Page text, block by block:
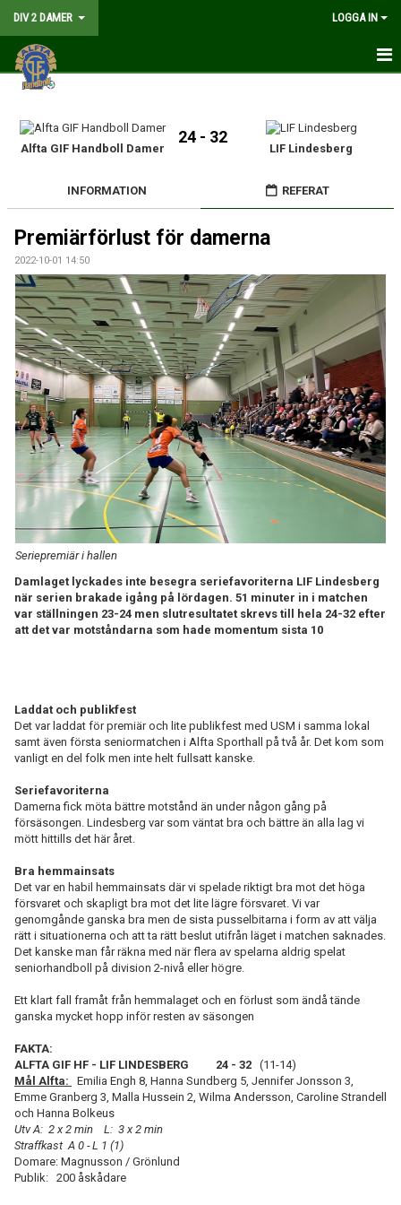
DIV 2 DAMER LOGGA IN
HEM
NYHETER
MATCHER
KALENDER
TRUPPEN
DOKUMENT
KONTAKT
LIVESÄNDNING
TABELL
Alfta GIF Handboll Damer
24 - 32
LIF Lindesberg
INFORMATION REFERAT
Premiärförlust för damerna
2022-10-01 14:50
Seriepremiär i hallen
Damlaget lyckades inte besegra seriefavoriterna LIF Lindesberg
när serien brakade igång på lördagen. 51 minuter in i matchen
var ställningen 23-24 men slutresultatet skrevs till hela 24-32 efter
att det var motståndarna som hade momentum sista 10
Laddat och publikfest
Det var laddat för premiär och lite publikfest med USM i samma lokal
samt även första seniormatchen i Alfta Sporthall på två år. Det kom som
vanligt en del folk men inte helt fullsatt kanske.
Seriefavoriterna
Damerna fick möta bättre motstånd än under någon gång på
försäsongen. Lindesberg var som väntat bra och bättre än alla lag vi
mött hittills det här året.
Bra hemmainsats
Det var en habil hemmainsats där vi spelade riktigt bra mot det höga
försvaret och skapligt bra mot det lite lägre försvaret. Vi var
genomgånde ganska bra men de sista pusselbitarna i form av att välja
rätt i situationerna och att ta rätt beslut utifrån läget i matchen saknades.
Det kanske man får räkna med när flera av spelarna aldrig spelat
seniorhandboll på division 2-nivå eller högre.
Ett klart fall framåt från hemmalaget och en förlust som ändå tände
ganska mycket hopp inför resten av säsongen
FAKTA:
ALFTA GIF HF - LIF LINDESBERG 24 - 32 (11-14)
Mål Alfta:
Emilia Engh 8, Hanna Sundberg 5, Jennifer Jonsson 3,
Emme Granberg 3, Malla Hussein 2, Wilma Andersson, Caroline Strandell
och Hanna Bolkeus
Utv A: 2 x 2 min L: 3 x 2 min
Straffkast A 0 - L 1 (1)
Domare: Magnusson / Grönlund
Publik: 200 åskådare